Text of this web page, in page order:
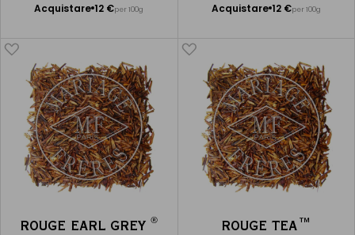
Acquistare 12 €per 100g
Aggiungere
Acquistare 12 €per 100g
Aggiungere
ROUGE EARL GREY® ROUGE TEA™